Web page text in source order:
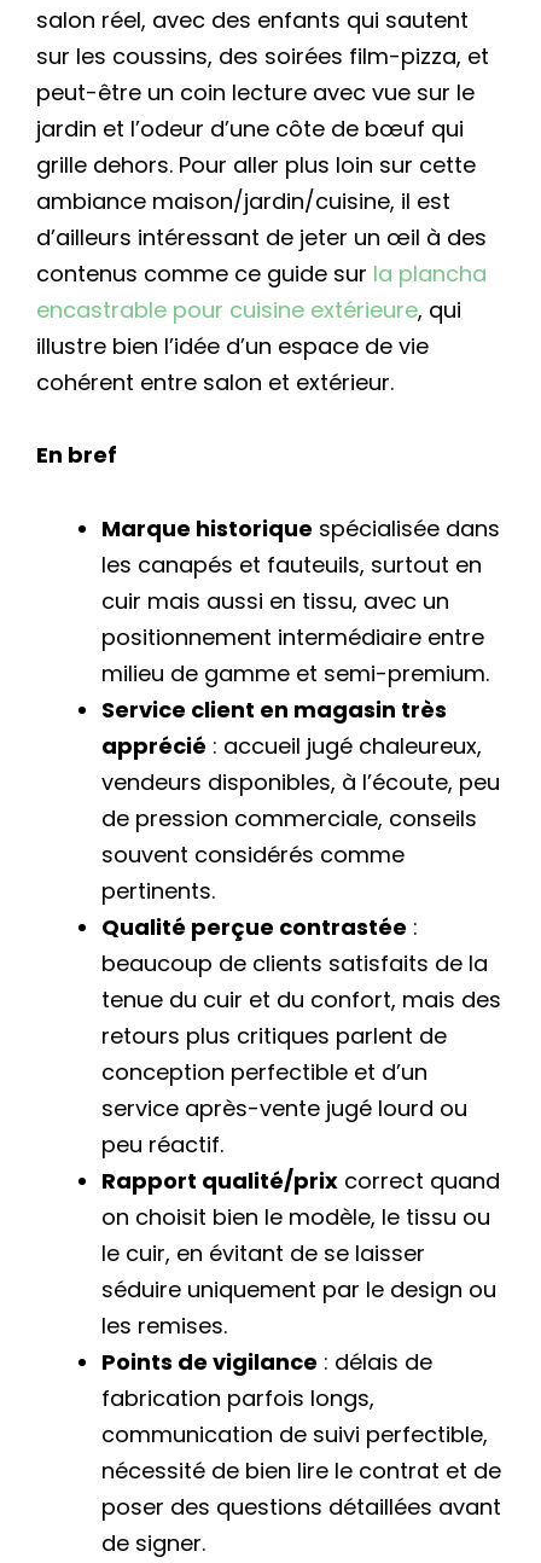
salon réel, avec des enfants qui sautent
sur les coussins, des soirées film-pizza, et
peut-être un coin lecture avec vue sur le
jardin et l’odeur d’une côte de bœuf qui
grille dehors. Pour aller plus loin sur cette
ambiance maison/jardin/cuisine, il est
d’ailleurs intéressant de jeter un œil à des
contenus comme ce guide sur la plancha
encastrable pour cuisine extérieure, qui
illustre bien l’idée d’un espace de vie
cohérent entre salon et extérieur.
En bref
Marque historique spécialisée dans
les canapés et fauteuils, surtout en
cuir mais aussi en tissu, avec un
positionnement intermédiaire entre
milieu de gamme et semi-premium.
Service client en magasin très
apprécié : accueil jugé chaleureux,
vendeurs disponibles, à l’écoute, peu
de pression commerciale, conseils
souvent considérés comme
pertinents.
Qualité perçue contrastée :
beaucoup de clients satisfaits de la
tenue du cuir et du confort, mais des
retours plus critiques parlent de
conception perfectible et d’un
service après-vente jugé lourd ou
peu réactif.
Rapport qualité/prix correct quand
on choisit bien le modèle, le tissu ou
le cuir, en évitant de se laisser
séduire uniquement par le design ou
les remises.
Points de vigilance : délais de
fabrication parfois longs,
communication de suivi perfectible,
nécessité de bien lire le contrat et de
poser des questions détaillées avant
de signer.